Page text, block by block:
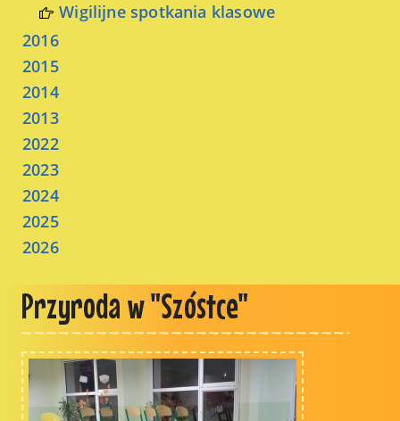
Wigilijne spotkania klasowe
2016
2015
2014
2013
2022
2023
2024
2025
2026
Przyroda w "Szóstce"